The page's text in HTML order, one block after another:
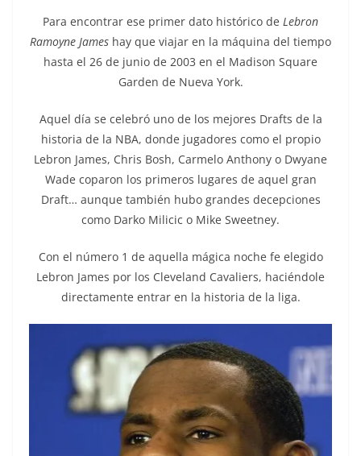
Para encontrar ese primer dato histórico de Lebron
Ramoyne James hay que viajar en la máquina del tiempo
hasta el 26 de junio de 2003 en el Madison Square
Garden de Nueva York.
Aquel día se celebró uno de los mejores Drafts de la
historia de la NBA, donde jugadores como el propio
Lebron James, Chris Bosh, Carmelo Anthony o Dwyane
Wade coparon los primeros lugares de aquel gran
Draft… aunque también hubo grandes decepciones
como Darko Milicic o Mike Sweetney.
Con el número 1 de aquella mágica noche fe elegido
Lebron James por los Cleveland Cavaliers, haciéndole
directamente entrar en la historia de la liga.